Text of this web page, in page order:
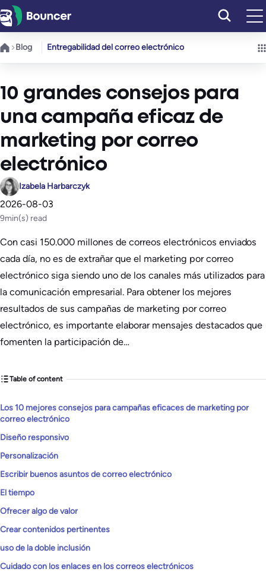
Saltar
al
contenido
Blog Entregabilidad del correo electrónico
10 grandes consejos para
una campaña eficaz de
marketing por correo
electrónico
Izabela Harbarczyk
2026-08-03
9min(s) read
Con casi 150.000 millones de correos electrónicos enviados
cada día, no es de extrañar que el marketing por correo
electrónico siga siendo uno de los canales más utilizados para
la comunicación empresarial. Para obtener los mejores
resultados de sus campañas de marketing por correo
electrónico, es importante elaborar mensajes destacados que
fomenten la participación de…
Table of content
Los 10 mejores consejos para campañas eficaces de marketing por
correo electrónico
Diseño responsivo
Personalización
Escribir buenos asuntos de correo electrónico
El tiempo
Ofrecer algo de valor
Crear contenidos pertinentes
uso de la doble inclusión
Cuidado con los enlaces en los correos electrónicos